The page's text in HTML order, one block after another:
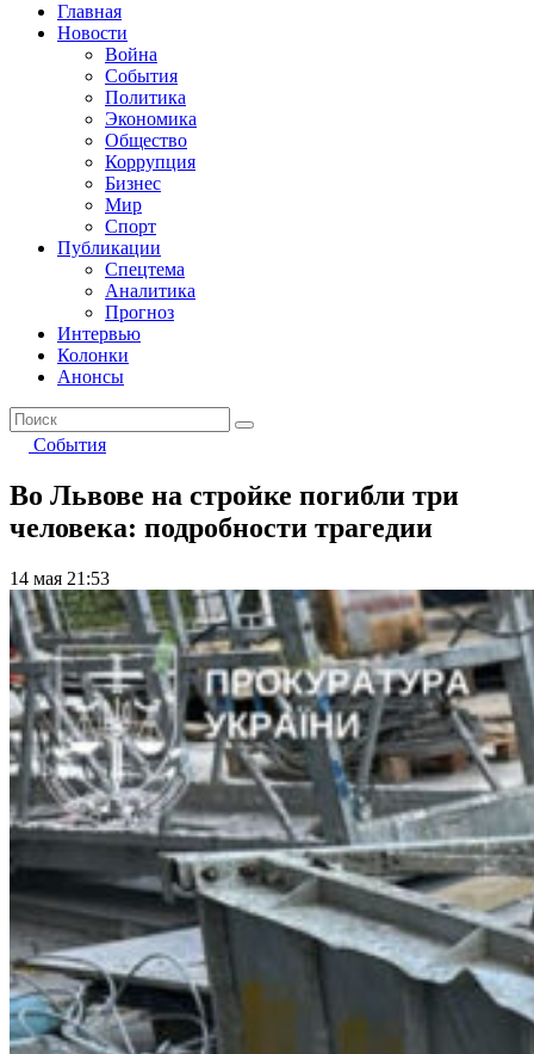
Главная
Новости
Война
События
Политика
Экономика
Общество
Коррупция
Бизнес
Мир
Спорт
Публикации
Спецтема
Аналитика
Прогноз
Интервью
Колонки
Анонсы
События
Во Львове на стройке погибли три
человека: подробности трагедии
14 мая 21:53